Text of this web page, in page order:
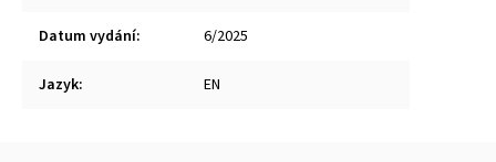
Datum vydání: 6/2025
Jazyk: EN